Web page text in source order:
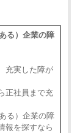
る）企業の障
充実した障が
正社員まで充
る）企業の障
報を探すなら